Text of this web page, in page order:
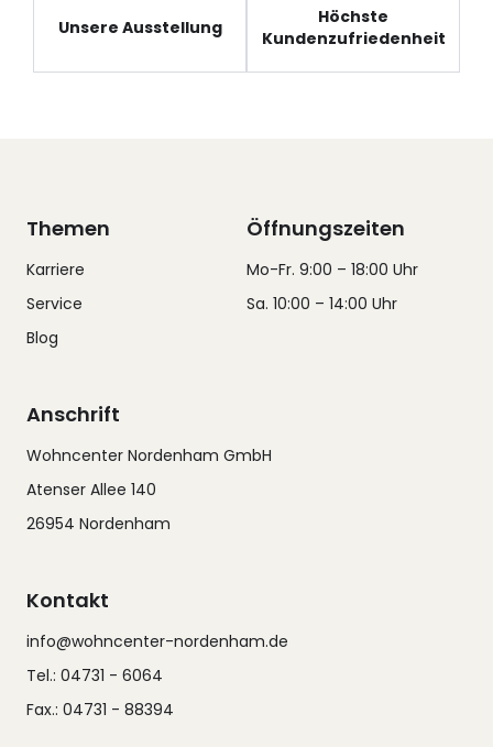
Unsere Ausstellung
Höchste
Kundenzufriedenheit
Themen
Karriere
Service
Blog
Öffnungszeiten
Mo-Fr. 9:00 – 18:00 Uhr
Sa. 10:00 – 14:00 Uhr
Anschrift
Wohncenter Nordenham GmbH
Atenser Allee 140
26954 Nordenham
Kontakt
info@wohncenter-nordenham.de
Tel.: 04731 - 6064
Fax.: 04731 - 88394